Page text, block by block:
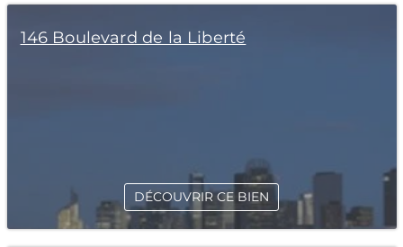
146 Boulevard de la Liberté
DÉCOUVRIR CE BIEN